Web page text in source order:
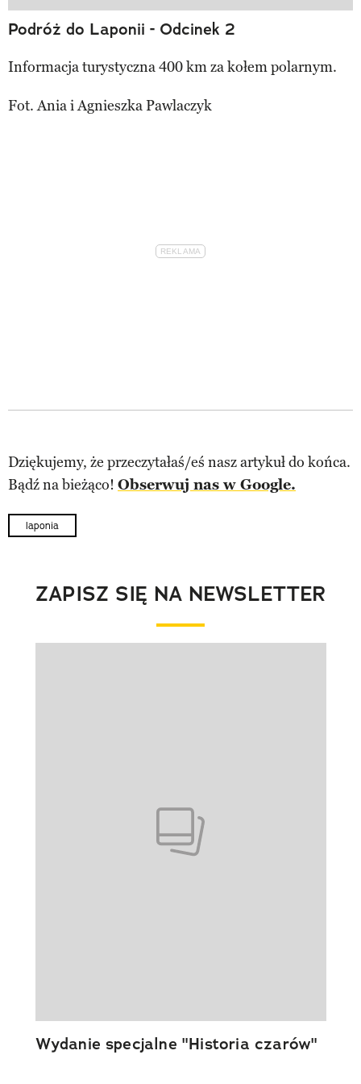
Podróż do Laponii - Odcinek 2
Informacja turystyczna 400 km za kołem polarnym.
Fot. Ania i Agnieszka Pawlaczyk
Dziękujemy, że przeczytałaś/eś nasz artykuł do końca.
Bądź na bieżąco! Obserwuj nas w Google.
laponia
ZAPISZ SIĘ NA NEWSLETTER
Wydanie specjalne "Historia czarów"